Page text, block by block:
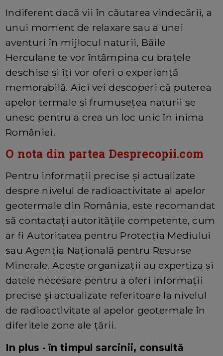
Indiferent dacă vii în căutarea vindecării, a
unui moment de relaxare sau a unei
aventuri în mijlocul naturii, Băile
Herculane te vor întâmpina cu brațele
deschise și îți vor oferi o experiență
memorabilă. Aici vei descoperi că puterea
apelor termale și frumusețea naturii se
unesc pentru a crea un loc unic în inima
României.
O nota din partea Desprecopii.com
Pentru informații precise și actualizate
despre nivelul de radioactivitate al apelor
geotermale din România, este recomandat
să contactați autoritățile competente, cum
ar fi Autoritatea pentru Protecția Mediului
sau Agenția Națională pentru Resurse
Minerale. Aceste organizații au expertiza și
datele necesare pentru a oferi informații
precise și actualizate referitoare la nivelul
de radioactivitate al apelor geotermale în
diferitele zone ale țării.
In plus - în timpul sarcinii, consultă